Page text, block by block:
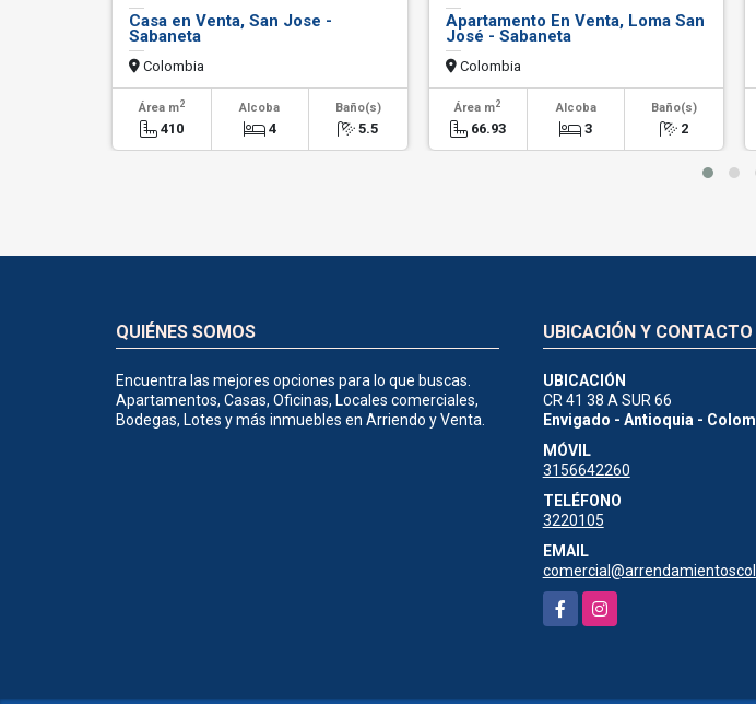
Casa en Venta, San Jose -
Sabaneta
Colombia
Área m2
410
Alcoba
4
Baño(s)
5.5
Apartamento En Venta, Loma San
José - Sabaneta
Colombia
Área m2
66.93
Alcoba
3
Baño(s)
2
QUIÉNES SOMOS
Encuentra las mejores opciones para lo que buscas.
Apartamentos, Casas, Oficinas, Locales comerciales,
Bodegas, Lotes y más inmuebles en Arriendo y Venta.
UBICACIÓN Y CONTACTO
UBICACIÓN
CR 41 38 A SUR 66
Envigado - Antioquia -
MÓVIL
3156642260
TELÉFONO
3220105
EMAIL
FacebookInstagram